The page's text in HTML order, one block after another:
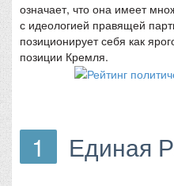
означает, что она имеет
с идеологией правящей
позиционирует себя как
позиции Кремля.
1 Единая